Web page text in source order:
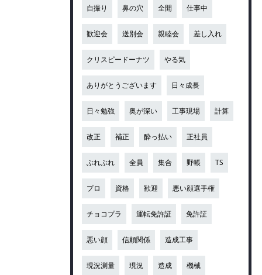
自撮り 鼻の穴 全開 仕事中
歓迎会 送別会 親睦会 差し入れ
クリスピードーナツ やる気
ありがとうございます 日々成長
日々勉強 奥が深い 工事現場 計算
改正 補正 酔っ払い 正社員
ぶれぶれ 全員 集合 野帳 TS
プロ 資格 歓迎 悪い顔選手権
チョコプラ 運転免許証 免許証
悪い顔 信頼関係 造成工事
現況測量 現況 造成 機械